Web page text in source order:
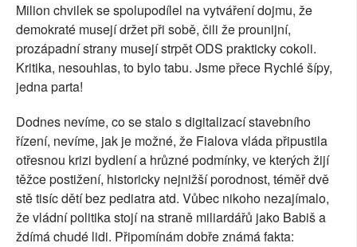
Milion chvilek se spolupodílel na vytváření dojmu, že
demokraté musejí držet při sobě, čili že prounijní,
prozápadní strany musejí strpět ODS prakticky cokoli.
Kritika, nesouhlas, to bylo tabu. Jsme přece Rychlé šípy,
jedna parta!
Dodnes nevíme, co se stalo s digitalizací stavebního
řízení, nevíme, jak je možné, že Fialova vláda připustila
otřesnou krizi bydlení a hrůzné podmínky, ve kterých žijí
těžce postižení, historicky nejnižší porodnost, téměř dvě
stě tisíc dětí bez pediatra atd. Vůbec nikoho nezajímalo,
že vládní politika stojí na straně miliardářů jako Babiš a
ždímá chudé lidi. Připomínám dobře známá fakta: